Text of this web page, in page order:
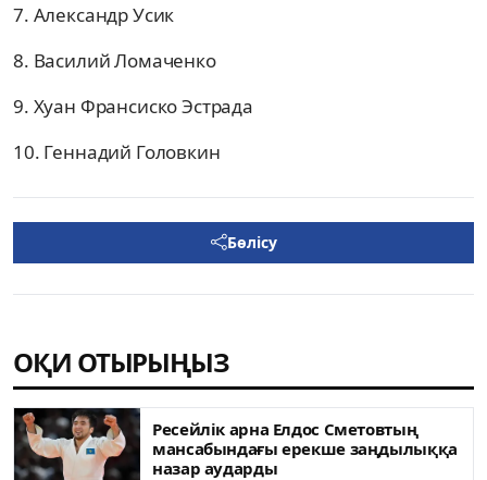
7. Александр Усик
8. Василий Ломаченко
9. Хуан Франсиско Эстрада
10. Геннадий Головкин
Бөлісу
ОҚИ ОТЫРЫҢЫЗ
Ресейлік арна Елдос Сметовтың
мансабындағы ерекше заңдылыққа
назар аударды